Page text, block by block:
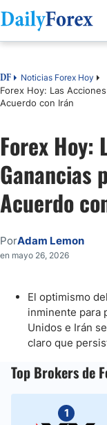
Tabla de contenidos
DF Noticias Forex Hoy
Forex Hoy: Las
Acuerdo con Irán
Forex Hoy:
Ganancias
Acuerdo
PorAdam Lemon
en mayo 26, 2026
El optimismo
inminente para
Unidos e Irán
claro que
Top Brokers de
1